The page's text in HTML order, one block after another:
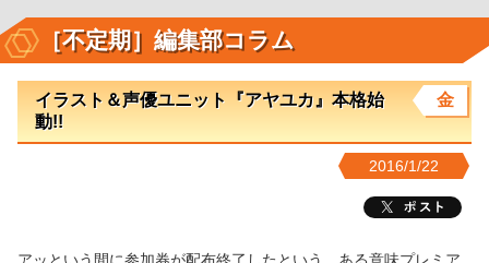
読者ページ
お問い合わせ
グロウル
［不定期］編集部コラム
イラスト＆声優ユニット『アヤユカ』本格始
動!!
金
2016/1/22
アッという間に参加券が配布終了したという、ある意味プレミア